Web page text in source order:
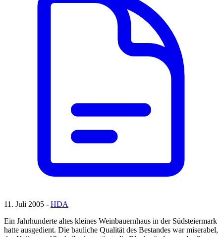
11. Juli 2005 - HDA
Ein Jahrhunderte altes kleines Weinbauernhaus in der Südsteiermark
hatte ausgedient. Die bauliche Qualität des Bestandes war miserabel,